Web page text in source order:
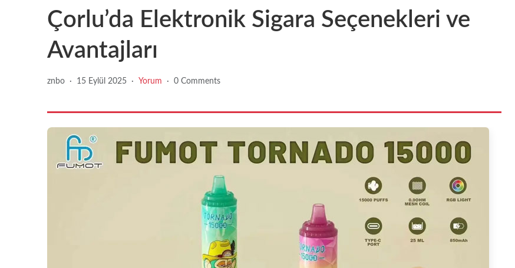
Çorlu’da Elektronik Sigara Seçenekleri ve
Avantajları
znbo · 15 Eylül 2025 · Yorum · 0 Comments